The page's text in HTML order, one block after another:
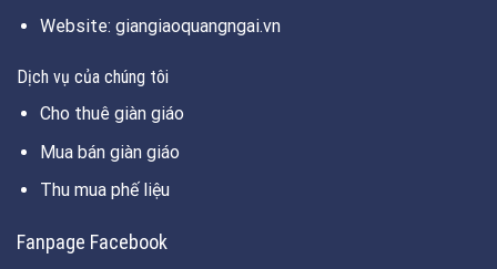
Website: giangiaoquangngai.vn
Dịch vụ của chúng tôi
Cho thuê giàn giáo
Mua bán giàn giáo
Thu mua phế liệu
Fanpage Facebook